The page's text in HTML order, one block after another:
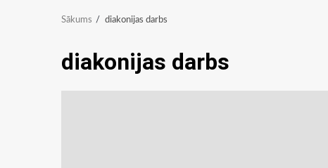
Sākums diakonijas darbs
diakonijas darbs